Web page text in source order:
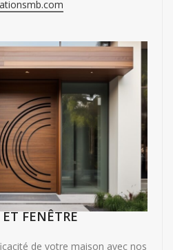
FENÊTRE
de votre maison avec nos